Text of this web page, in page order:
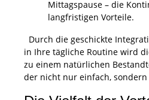
Mittagspause – die
langfristigen Vorteile.
Durch die geschickte
in Ihre tägliche Routine wird
zu einem natürlichen
der nicht nur einfach,